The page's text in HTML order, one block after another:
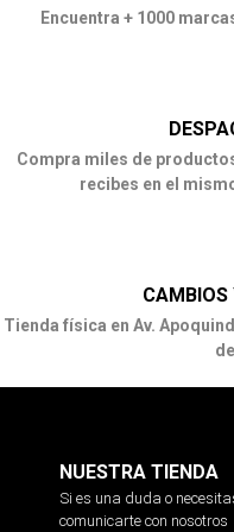
Encuentra + 1000
Compra miles de
recibes en el
CAMBIOS
Tienda física en Av.
NUESTRA TIENDA
Si es una duda o
comunicarte con nosotros